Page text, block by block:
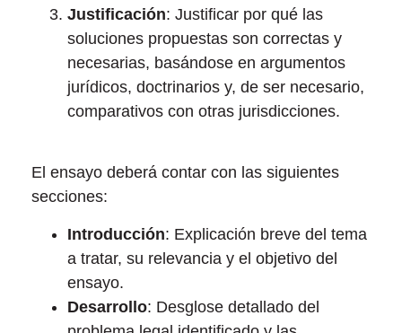
Justificación: Justificar por qué las
soluciones propuestas son correctas y
necesarias, basándose en argumentos
jurídicos, doctrinarios y, de ser necesario,
comparativos con otras jurisdicciones.
El ensayo deberá contar con las siguientes
secciones:
Introducción: Explicación breve del tema
a tratar, su relevancia y el objetivo del
ensayo.
Desarrollo: Desglose detallado del